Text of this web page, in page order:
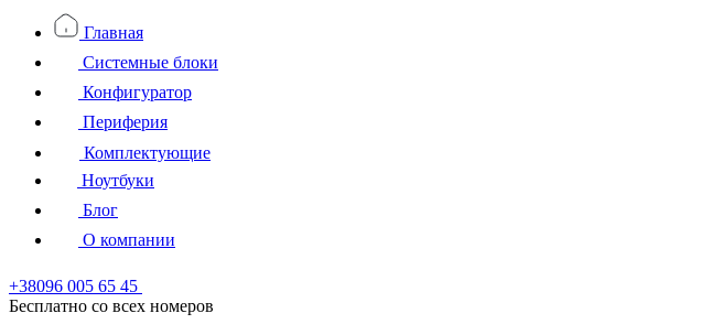
Главная
Системные блоки
Конфигуратор
Периферия
Комплектующие
Ноутбуки
Блог
О компании
+38096 005 65 45
Бесплатно со всех номеров